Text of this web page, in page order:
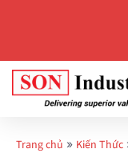
Trang chủ » Kiến Thức